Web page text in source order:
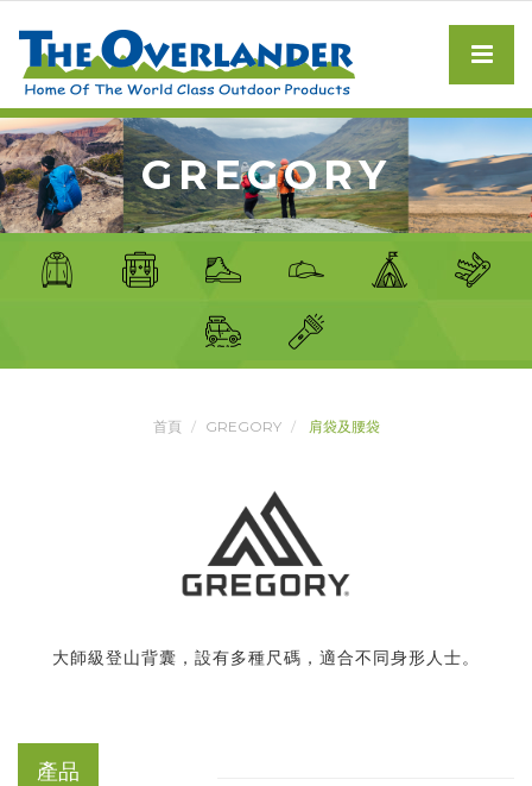
GREGORY
首頁 GREGORY 肩袋及腰袋
大師級登山背囊，設有多種尺碼，適合不同身形人士。
產品